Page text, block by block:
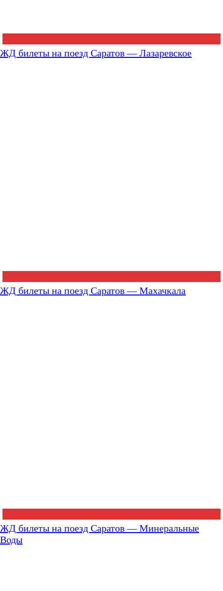
ЖД билеты на поезд Саратов — Лазаревское
ЖД билеты на поезд Саратов — Махачкала
ЖД билеты на поезд Саратов — Минеральные
Воды